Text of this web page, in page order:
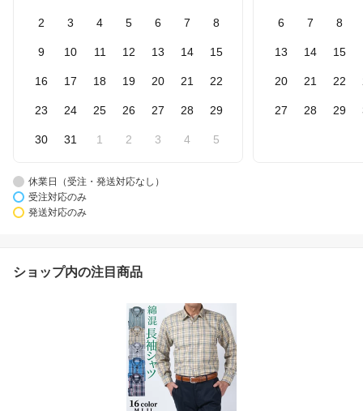
2 3 4 5 6 7 8
9 10 11 12 13 14 15
16 17 18 19 20 21 22
23 24 25 26 27 28 29
30 31 1 2 3 4 5
6 7 8
13 14 15
20 21 22
27 28 29
休業日（受注・発送対応なし）
受注対応のみ
発送対応のみ
ショップ内の注目商品